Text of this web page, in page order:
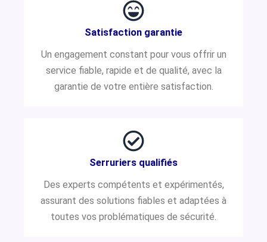
Satisfaction garantie
Un engagement constant pour vous offrir un
service fiable, rapide et de qualité, avec la
garantie de votre entière satisfaction.
Serruriers qualifiés
Des experts compétents et expérimentés,
assurant des solutions fiables et adaptées à
toutes vos problématiques de sécurité.